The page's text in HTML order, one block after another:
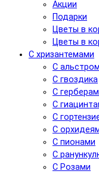
Акции
Подарки
Цветы в
Цветы в
С хризантемами
С
С гвоздика
С
С
С
С
С пионами
С
С Розами